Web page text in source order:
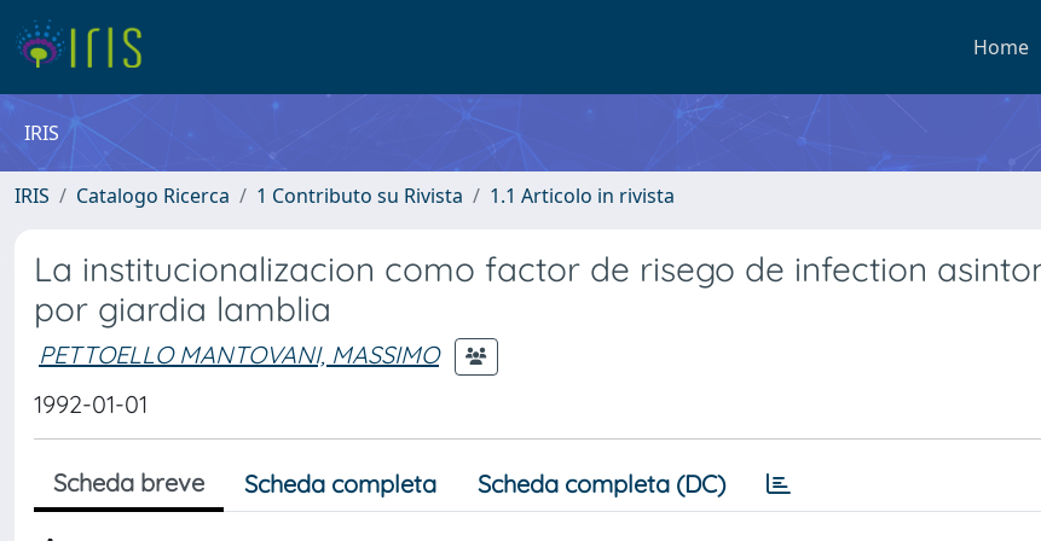
Home
IRIS
IRIS Catalogo Ricerca 1 Contributo su Rivista 1.1 Articolo in rivista
La institucionalizacion como factor de risego de infection
por giardia lamblia
PETTOELLO MANTOVANI, MASSIMO
1992-01-01
Scheda breve Scheda completa Scheda completa (DC)